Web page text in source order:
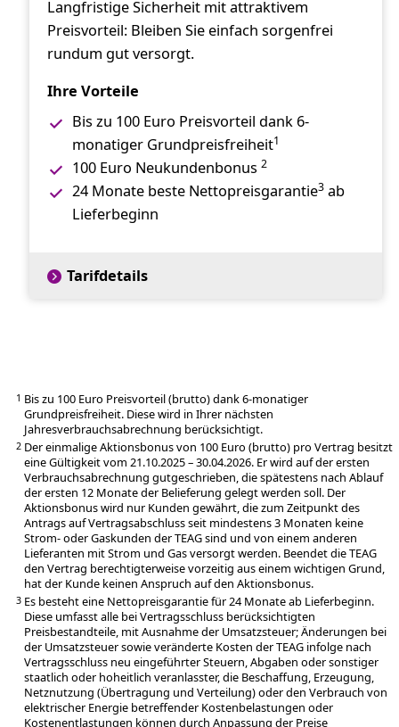
Langfristige Sicherheit mit attraktivem
Preisvorteil: Bleiben Sie einfach sorgenfrei
rundum gut versorgt.
Ihre Vorteile
Bis zu 100 Euro Preisvorteil dank 6-
monatiger Grundpreisfreiheit1
100 Euro Neukundenbonus 2
24 Monate beste Nettopreisgarantie3ab
Lieferbeginn
Tarifdetails
1 Bis zu 100 Euro Preisvorteil (brutto) dank 6-monatiger
Grundpreisfreiheit. Diese wird in Ihrer nächsten
Jahresverbrauchsabrechnung berücksichtigt.
2 Der einmalige Aktionsbonus von 100 Euro (brutto) pro Vertrag besitzt
eine Gültigkeit vom 21.10.2025 – 30.04.2026. Er wird auf der ersten
Verbrauchsabrechnung gutgeschrieben, die spätestens nach Ablauf
der ersten 12 Monate der Belieferung gelegt werden soll. Der
Aktionsbonus wird nur Kunden gewährt, die zum Zeitpunkt des
Antrags auf Vertragsabschluss seit mindestens 3 Monaten keine
Strom- oder Gaskunden der TEAG sind und von einem anderen
Lieferanten mit Strom und Gas versorgt werden. Beendet die TEAG
den Vertrag berechtigterweise vorzeitig aus einem wichtigen Grund,
hat der Kunde keinen Anspruch auf den Aktionsbonus.
3 Es besteht eine Nettopreisgarantie für 24 Monate ab Lieferbeginn.
Diese umfasst alle bei Vertragsschluss berücksichtigten
Preisbestandteile, mit Ausnahme der Umsatzsteuer; Änderungen bei
der Umsatzsteuer sowie veränderte Kosten der TEAG infolge nach
Vertragsschluss neu eingeführter Steuern, Abgaben oder sonstiger
staatlich oder hoheitlich veranlasster, die Beschaffung, Erzeugung,
Netznutzung (Übertragung und Verteilung) oder den Verbrauch von
elektrischer Energie betreffender Kostenbelastungen oder
Kostenentlastungen können durch Anpassung der Preise